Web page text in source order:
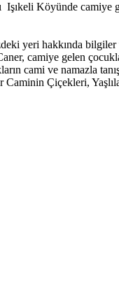
Köyünde
yeri hakkında
camiye gelen
cami ve namazla
Çiçekleri,